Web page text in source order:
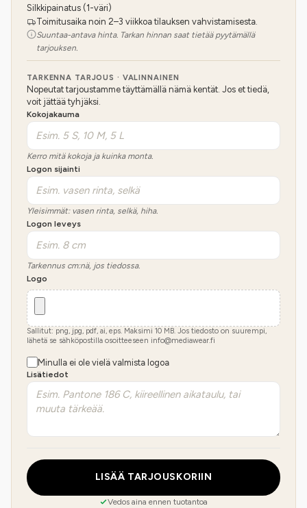
Silkkipainatus (1-väri)
Toimitusaika noin 2–3 viikkoa tilauksen vahvistamisesta.
Suuntaa-antava hinta. Tarkan hinnan saat tietää pyytämällä
tarjouksen.
TARKENNA TARJOUS · VALINNAINEN
Nopeutat tarjoustamme täyttämällä nämä kentät. Jos et tiedä,
voit jättää tyhjäksi.
Kokojakauma
Kerro mitä kokoja ja kuinka monta.
Logon sijainti
Yleisimmät: vasen rinta, selkä, hiha.
Logon leveys
Tarkennus cm:nä, jos tiedossa.
Logo
Sallitut: png, jpg, pdf, ai, eps. Maksimi 10 MB. Jos tiedosto on suurempi,
lähetä se sähköpostilla osoitteeseen info@mediawear.fi
Minulla ei ole vielä valmista logoa
Lisätiedot
LISÄÄ TARJOUSKORIIN
Vedos aina ennen tuotantoa